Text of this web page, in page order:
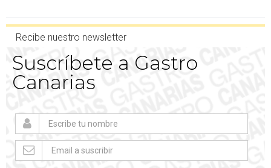
Recibe nuestro newsletter
Suscríbete a Gastro
Canarias